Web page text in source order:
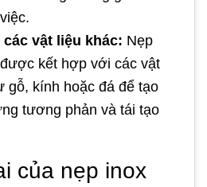
vật liệu khác: Nẹp
kết hợp với các vật
gỗ, kính hoặc đá để tạo
tương phản và tái tạo
của nẹp inox